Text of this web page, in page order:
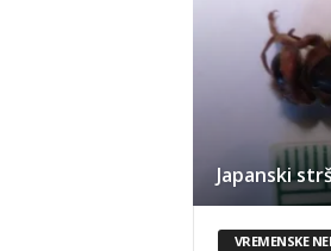
Japanski
VREMENSKE